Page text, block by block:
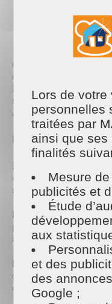
Facebook
Chez Maison et
choix clair : nous
Pourquoi ? Parce
naturels, efficaces
comme de
Pourquoi bannir
L’eau de Javel est
incontournable du
nombreux
Dangereuse pour
peuvent provoquer
irritations cutanées.
Polluante: Une fois
avoir un impact
aquatiques.
Lors de votre
personnelles
traitées par
ainsi que ses
finalités
Mesure
publicités et
Étude
aux
et des
des
Google ;